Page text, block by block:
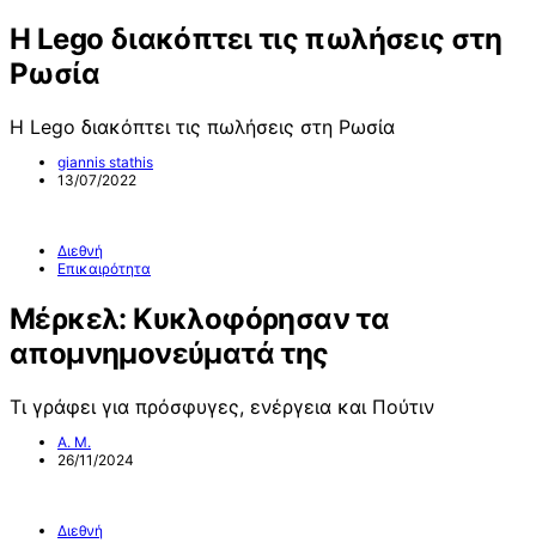
Η Lego διακόπτει τις πωλήσεις στη
Ρωσία
Η Lego διακόπτει τις πωλήσεις στη Ρωσία
giannis stathis
13/07/2022
Διεθνή
Επικαιρότητα
Μέρκελ: Κυκλοφόρησαν τα
απομνημονεύματά της
Τι γράφει για πρόσφυγες, ενέργεια και Πούτιν
Α. Μ.
26/11/2024
Διεθνή